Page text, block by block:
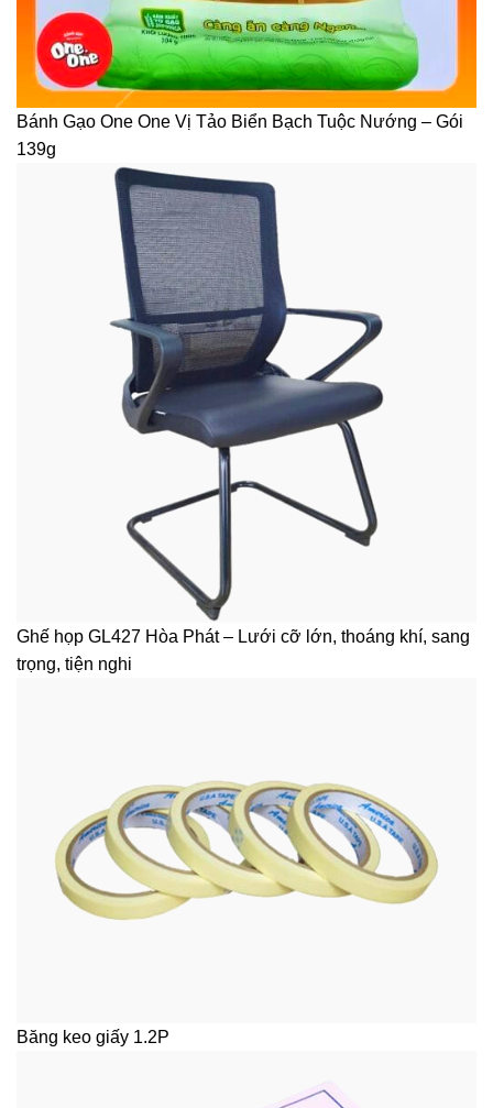
Bánh Gạo One One Vị Tảo Biển Bạch Tuộc Nướng – Gói
139g
Ghế họp GL427 Hòa Phát – Lưới cỡ lớn, thoáng khí, sang
trọng, tiện nghi
Băng keo giấy 1.2P